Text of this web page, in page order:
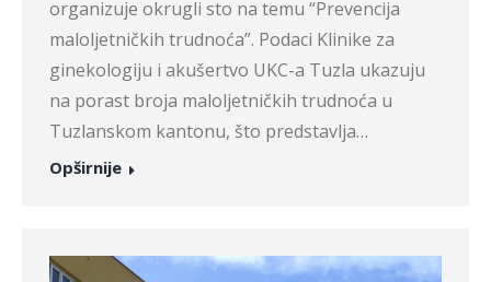
organizuje okrugli sto na temu “Prevencija
maloljetničkih trudnoća”. Podaci Klinike za
ginekologiju i akušertvo UKC-a Tuzla ukazuju
na porast broja maloljetničkih trudnoća u
Tuzlanskom kantonu, što predstavlja…
Opširnije